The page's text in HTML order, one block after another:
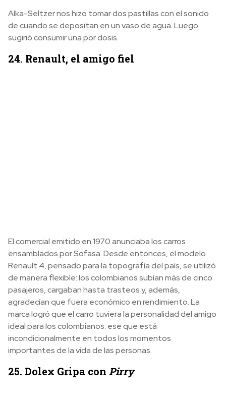
Alka-Seltzer nos hizo tomar dos pastillas con el sonido
de cuando se depositan en un vaso de agua. Luego
sugirió consumir una por dosis.
24. Renault, el amigo fiel
El comercial emitido en 1970 anunciaba los carros
ensamblados por Sofasa. Desde entonces, el modelo
Renault 4, pensado para la topografía del país, se utilizó
de manera flexible: los colombianos subían más de cinco
pasajeros, cargaban hasta trasteos y, además,
agradecían que fuera económico en rendimiento. La
marca logró que el carro tuviera la personalidad del amigo
ideal para los colombianos: ese que está
incondicionalmente en todos los momentos
importantes de la vida de las personas.
25. Dolex Gripa con Pirry